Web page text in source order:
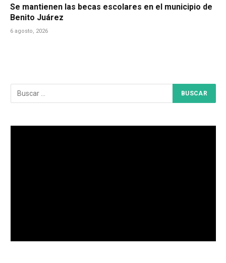
Se mantienen las becas escolares en el municipio de
Benito Juárez
6 agosto, 2026